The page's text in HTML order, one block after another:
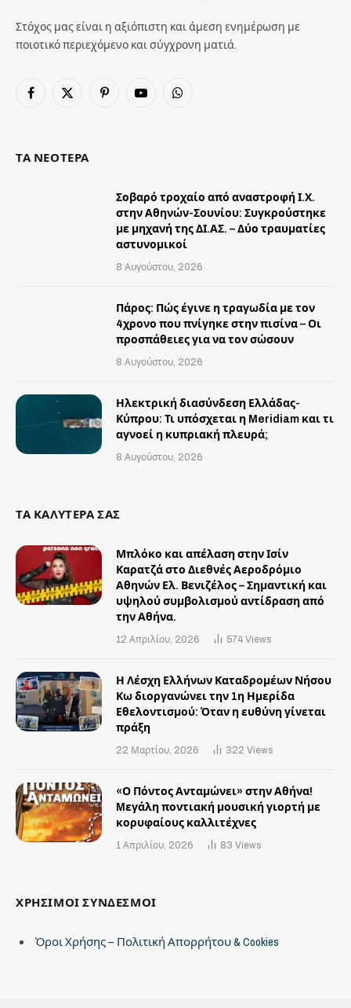
Στόχος μας είναι η αξιόπιστη και άμεση ενημέρωση με
ποιοτικό περιεχόμενο και σύγχρονη ματιά.
Facebook
X
PinterestYouTubeWhatsApp
ΤΑ ΝΕΟΤΕΡΑ
Σοβαρό τροχαίο από αναστροφή Ι.Χ.
στην Αθηνών-Σουνίου: Συγκρούστηκε
με μηχανή της ΔΙ.ΑΣ. – Δύο τραυματίες
αστυνομικοί
8 Αυγούστου, 2026
Πάρος: Πώς έγινε η τραγωδία με τον
4χρονο που πνίγηκε στην πισίνα – Οι
προσπάθειες για να τον σώσουν
8 Αυγούστου, 2026
Ηλεκτρική διασύνδεση Ελλάδας-
Κύπρου: Τι υπόσχεται η Meridiam και τι
αγνοεί η κυπριακή πλευρά;
8 Αυγούστου, 2026
ΤΑ ΚΑΛΥΤΕΡΑ ΣΑΣ
Μπλόκο και απέλαση στην Ισίν
Καρατζά στο Διεθνές Αεροδρόμιο
Αθηνών Ελ. Βενιζέλος – Σημαντική και
υψηλού συμβολισμού αντίδραση από
την Αθήνα.
12 Απριλίου, 2026 574 Views
Η Λέσχη Ελλήνων Καταδρομέων Νήσου
Κω διοργανώνει την 1η Ημερίδα
Εθελοντισμού: Όταν η ευθύνη γίνεται
πράξη
22 Μαρτίου, 2026 322 Views
«Ο Πόντος Ανταμώνει» στην Αθήνα!
Mεγάλη ποντιακή μουσική γιορτή με
κορυφαίους καλλιτέχνες
1 Απριλίου, 2026 83 Views
ΧΡΗΣΙΜΟΙ ΣΥΝΔΕΣΜΟΙ
Όροι Χρήσης – Πολιτική Απορρήτου & Cookies